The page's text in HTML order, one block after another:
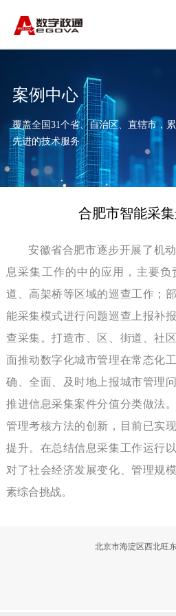
案例中心
覆盖全国31个省、自治区、直辖市，
先进的技术服务
合肥市智能采
安徽省合肥市逐步开展了机
息采集工作的中的应用，主要
道、高架桥等区域的巡查工作；
能采集模式进行问题巡查上报补
查采集。打造市、区、街道、社
面推动数字化城市管理在常态化
确、全面、及时地上报城市管理
推进信息采集案件分值分类做法
管理考核方法的创新，目前已实
提升。在总结信息采集工作运行
对了社会经济发展变化、管理规
素综合挑战。
北京市海淀区西北旺